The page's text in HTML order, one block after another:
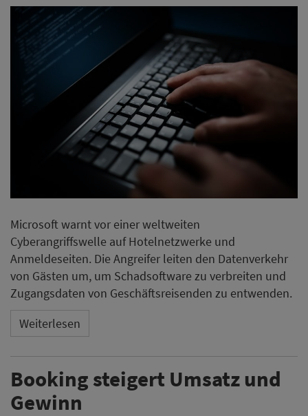
Microsoft warnt vor einer weltweiten
Cyberangriffswelle auf Hotelnetzwerke und
Anmeldeseiten. Die Angreifer leiten den Datenverkehr
von Gästen um, um Schadsoftware zu verbreiten und
Zugangsdaten von Geschäftsreisenden zu entwenden.
Weiterlesen
Booking steigert Umsatz und
Gewinn